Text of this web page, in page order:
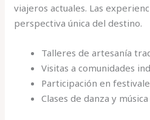
viajeros actuales. Las
perspectiva única del destino.
Talleres de artesanía
Visitas a comunidades
Participación en
Clases de danza y